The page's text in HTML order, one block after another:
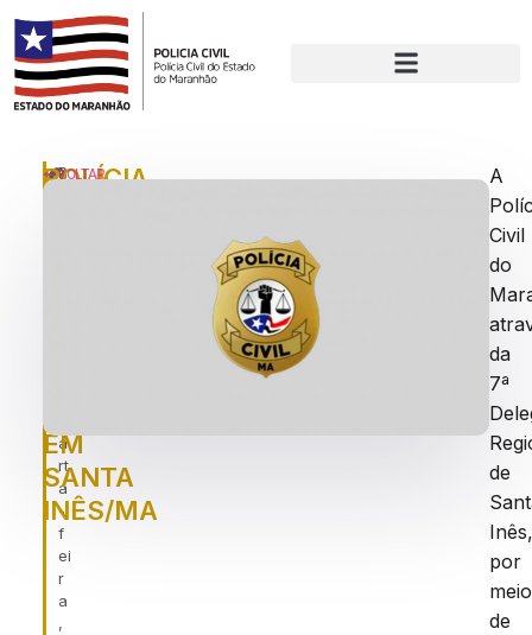
P
a
rt
a
-
f
ei
r
a
,
POLÍCIA
EM
SANTA
INÊS/MA
VOLTAR
A
Civil
do
da
7ª
de
por
meio
de